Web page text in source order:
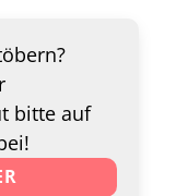
bitte auf